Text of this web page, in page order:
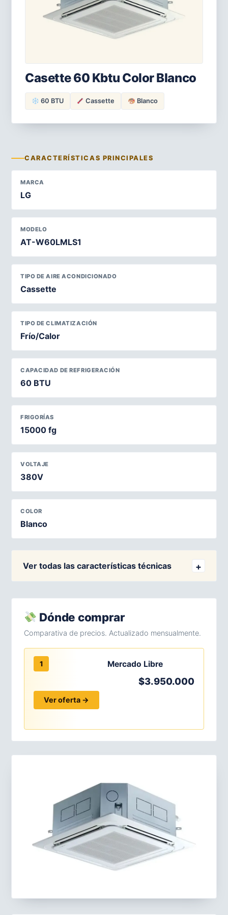
Casette 60 Kbtu Color Blanco
60 BTU Cassette Blanco
CARACTERÍSTICAS PRINCIPALES
MARCA
LG
MODELO
AT-W60LMLS1
TIPO DE AIRE ACONDICIONADO
Cassette
TIPO DE CLIMATIZACIÓN
Frío/Calor
CAPACIDAD DE REFRIGERACIÓN
60 BTU
FRIGORÍAS
15000 fg
VOLTAJE
380V
COLOR
Blanco
Ver todas las características técnicas
Dónde comprar
Comparativa de precios. Actualizado mensualmente.
1 Mercado Libre
$3.950.000
Ver oferta →